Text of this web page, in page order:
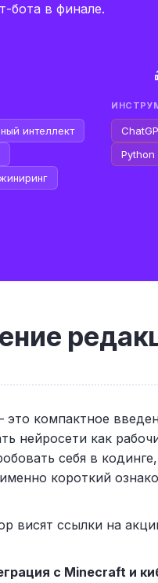
бота в финале.
интеллект
Python
это компактное
нейросети как
себя в
короткий
висят ссылки на
с Minecraft и